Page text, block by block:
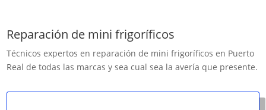
Reparación de mini frigoríficos
Técnicos expertos en reparación de mini frigoríficos en Puerto
Real de todas las marcas y sea cual sea la avería que presente.